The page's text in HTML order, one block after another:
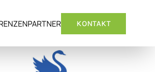
PARTNER KONTAKT